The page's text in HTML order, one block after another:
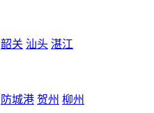
韶关 汕头 湛江
防城港 贺州 柳州